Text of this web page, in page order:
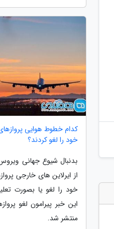
کدام خطوط هوایی
خود را لغو کردند؟
بدنبال شیوع جهانی
از ایرلاین های خارجی
خود را لغو یا بصورت
این خبر پیرامون لغو
منتشر شد.